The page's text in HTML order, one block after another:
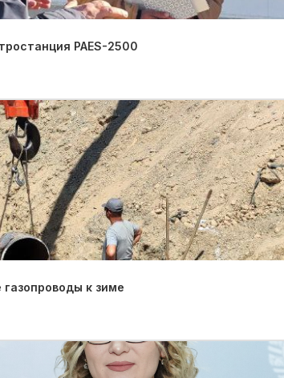
PAES-2500
к зиме